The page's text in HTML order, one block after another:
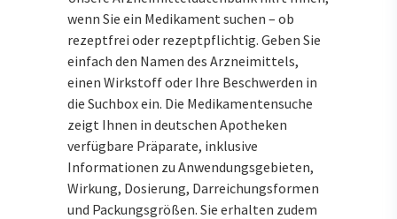
wenn Sie ein Medikament suchen – ob
rezeptfrei oder rezeptpflichtig. Geben Sie
einfach den Namen des Arzneimittels,
einen Wirkstoff oder Ihre Beschwerden in
die Suchbox ein. Die Medikamentensuche
zeigt Ihnen in deutschen Apotheken
verfügbare Präparate, inklusive
Informationen zu Anwendungsgebieten,
Wirkung, Dosierung, Darreichungsformen
und Packungsgrößen. Sie erhalten zudem